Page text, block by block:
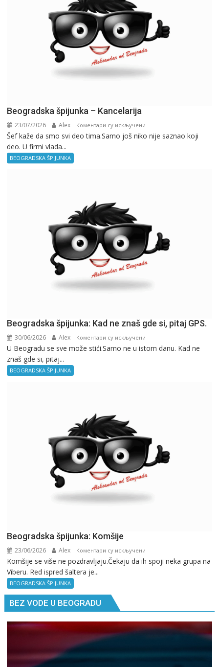
Beogradska špijunka – Kancelarija
23/07/2026 Alex Коментари су искључени
Beogradska
Šef kaže da smo svi deo tima.Samo još niko nije saznao koji
deo. U firmi vlada...
BEOGRADSKA ŠPIJUNKA
Beogradska špijunka: Kad ne znaš gde si, pitaj GPS.
30/06/2026 Alex Коментари су искључени
Beogradska
U Beogradu se sve može stići.Samo ne u istom danu. Kad ne
znaš gde si, pitaj...
BEOGRADSKA ŠPIJUNKA
Beogradska špijunka: Komšije
23/06/2026 Alex Коментари су искључени
Beogradska
Komšije se više ne pozdravljaju.Čekaju da ih spoji neka grupa na
Viberu. Red ispred šaltera je...
BEOGRADSKA ŠPIJUNKA
BEZ VODE U BEOGRADU